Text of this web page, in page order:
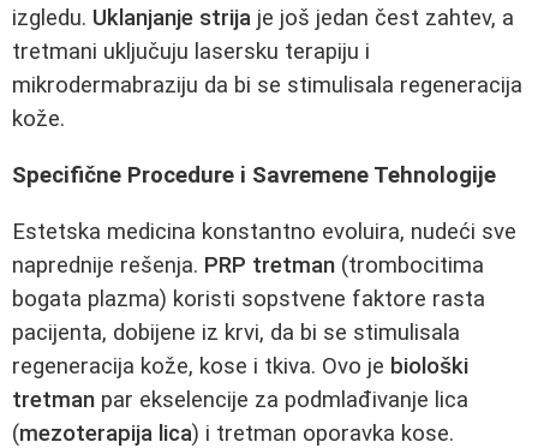
izgledu. Uklanjanje strija je još jedan čest zahtev, a
tretmani uključuju lasersku terapiju i
mikrodermabraziju da bi se stimulisala regeneracija
kože.
Specifične Procedure i Savremene Tehnologije
Estetska medicina konstantno evoluira, nudeći sve
naprednije rešenja. PRP tretman (trombocitima
bogata plazma) koristi sopstvene faktore rasta
pacijenta, dobijene iz krvi, da bi se stimulisala
regeneracija kože, kose i tkiva. Ovo je biološki
tretman par ekselencije za podmlađivanje lica
(mezoterapija lica) i tretman oporavka kose.